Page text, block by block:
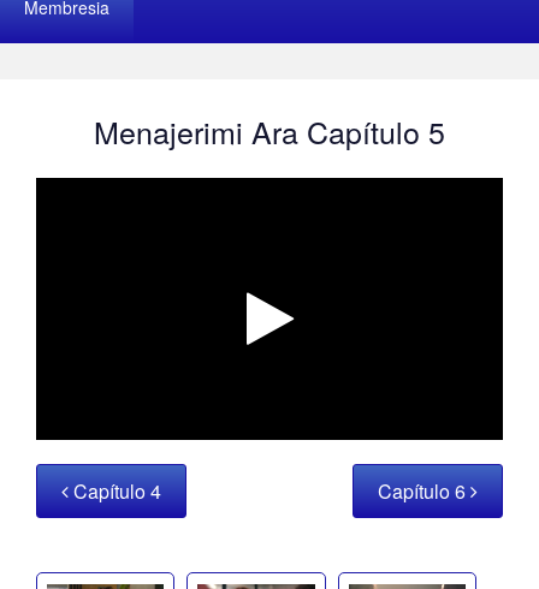
Membresia
Menajerimi Ara Capítulo 5
Capítulo 4 Capítulo 6